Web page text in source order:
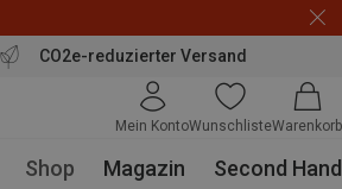
CO2e-reduzierter Versand
Mein KontoWunschlisteWarenkorb
Shop Magazin Second Hand